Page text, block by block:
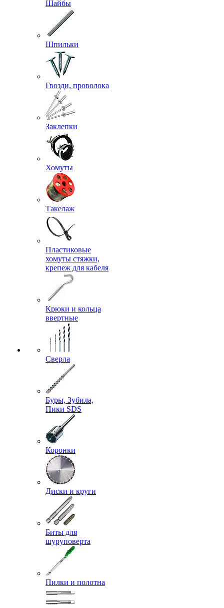
Шайбы
Шпильки
Гвозди, проволока
Заклепки
Хомуты
Такелаж
Пластиковые
хомуты стяжки,
крепеж для кабеля
Крюки и кольца
ввертные
Сверла
Буры, Зубила,
Пики SDS
Коронки
Диски и круги
Биты для
шуруповерта
Пилки и полотна